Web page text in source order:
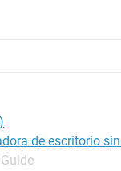
de escritorio